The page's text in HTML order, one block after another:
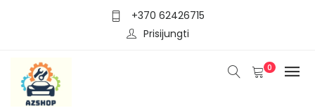
+370 62426715
Prisijungti
0